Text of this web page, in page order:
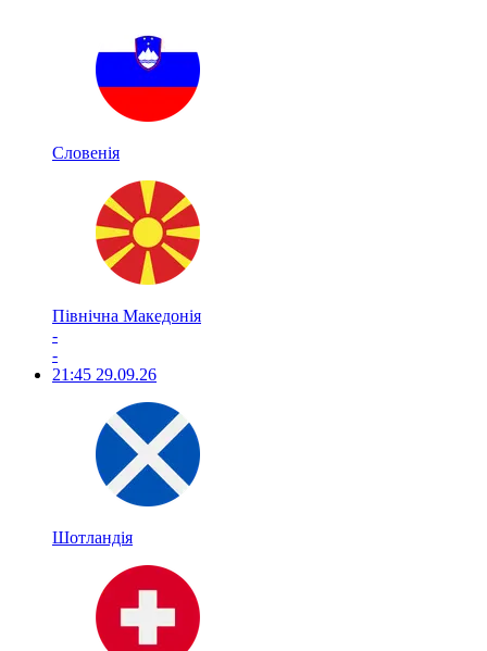
Словенія
Північна Македонія
-
-
21:45 29.09.26
Шотландія